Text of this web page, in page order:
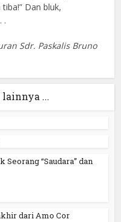
Dan bluk,
.
Sdr. Paskalis Bruno
...
Seorang “Saudara” dan
dari Amo Cor